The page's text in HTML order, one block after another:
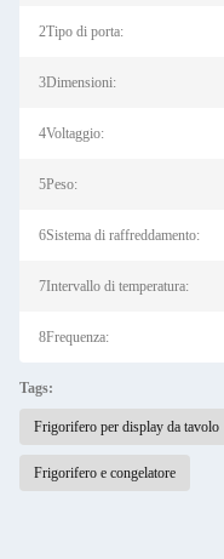
2Tipo di porta:
3Dimensioni:
4Voltaggio:
5Peso:
6Sistema di raffreddamento:
7Intervallo di temperatura:
8Frequenza:
Tags:
Frigorifero per display da tavolo
Frigorifero e congelatore